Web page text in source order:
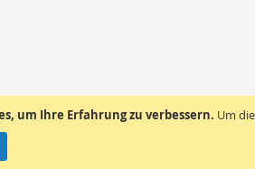
um Ihre Erfahrung zu verbessern. Um